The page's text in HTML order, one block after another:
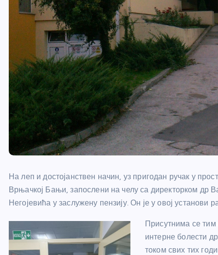
На леп и достојанствен начин, уз пригодан ручак у
Врњачкој Бањи, запослени на челу са директорком др
Негојевића у заслужену пензију. Он је у овој
Присутнима се
интерне болести
током свих тих